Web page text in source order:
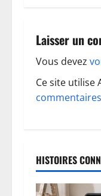
g
a
t
i
n
d
Laisser un
Vous devez
Ce site utilise
HISTOIRES